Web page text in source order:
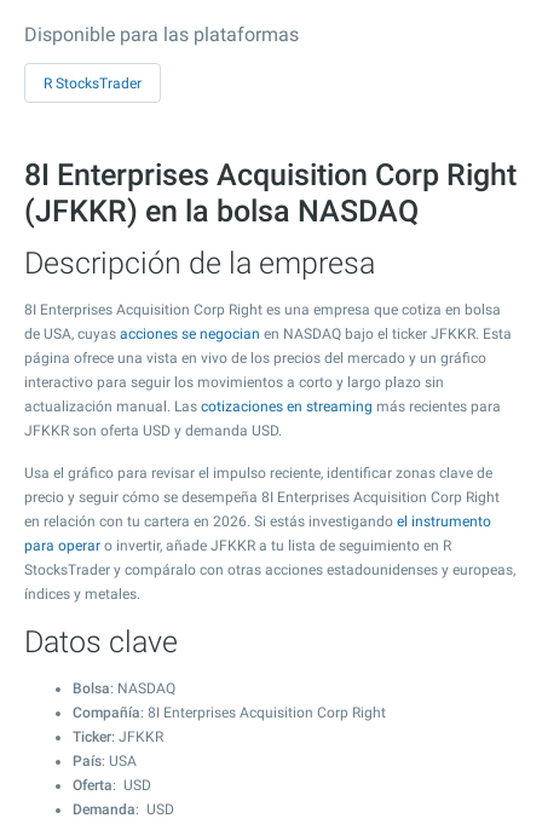
Disponible para las plataformas
R StocksTrader
8I Enterprises Acquisition Corp Right
(JFKKR) en la bolsa NASDAQ
Descripción de la empresa
8I Enterprises Acquisition Corp Right es una empresa que cotiza en bolsa
de USA, cuyas acciones se negocian en NASDAQ bajo el ticker JFKKR. Esta
página ofrece una vista en vivo de los precios del mercado y un gráfico
interactivo para seguir los movimientos a corto y largo plazo sin
actualización manual. Las cotizaciones en streaming más recientes para
JFKKR son oferta USD y demanda USD.
Usa el gráfico para revisar el impulso reciente, identificar zonas clave de
precio y seguir cómo se desempeña 8I Enterprises Acquisition Corp Right
en relación con tu cartera en 2026. Si estás investigando el instrumento
para operar o invertir, añade JFKKR a tu lista de seguimiento en R
StocksTrader y compáralo con otras acciones estadounidenses y europeas,
índices y metales.
Datos clave
Bolsa: NASDAQ
Compañía: 8I Enterprises Acquisition Corp Right
Ticker: JFKKR
País: USA
Oferta: USD
Demanda: USD